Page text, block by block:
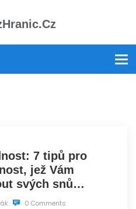
7 tipů pro
jež Vám
svých snů…
0 Comments